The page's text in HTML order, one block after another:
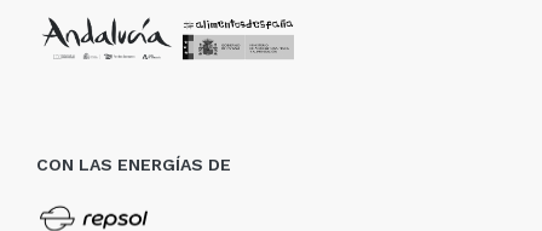
CON LAS ENERGÍAS DE